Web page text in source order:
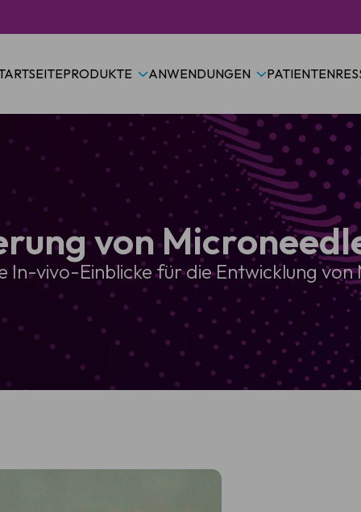
PRODUKTE ANWENDUNGEN PATIENTEN
von
In-vivo-Einblicke für die Entwicklung